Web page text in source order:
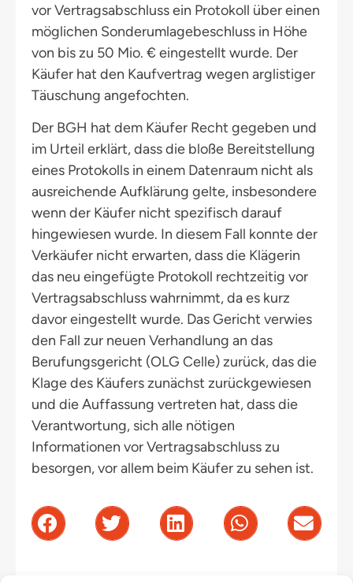
vor Vertragsabschluss ein Protokoll über einen
möglichen Sonderumlagebeschluss in Höhe
von bis zu 50 Mio. € eingestellt wurde. Der
Käufer hat den Kaufvertrag wegen arglistiger
Täuschung angefochten.
Der BGH hat dem Käufer Recht gegeben und
im Urteil erklärt, dass die bloße Bereitstellung
eines Protokolls in einem Datenraum nicht als
ausreichende Aufklärung gelte, insbesondere
wenn der Käufer nicht spezifisch darauf
hingewiesen wurde. In diesem Fall konnte der
Verkäufer nicht erwarten, dass die Klägerin
das neu eingefügte Protokoll rechtzeitig vor
Vertragsabschluss wahrnimmt, da es kurz
davor eingestellt wurde. Das Gericht verwies
den Fall zur neuen Verhandlung an das
Berufungsgericht (OLG Celle) zurück, das die
Klage des Käufers zunächst zurückgewiesen
und die Auffassung vertreten hat, dass die
Verantwortung, sich alle nötigen
Informationen vor Vertragsabschluss zu
besorgen, vor allem beim Käufer zu sehen ist.